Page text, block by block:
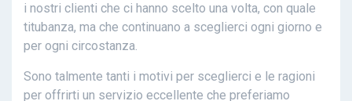
i nostri clienti che ci hanno scelto una volta, con quale
titubanza, ma che continuano a sceglierci ogni giorno e
per ogni circostanza.
Sono talmente tanti i motivi per sceglierci e le ragioni
per offrirti un servizio eccellente che preferiamo